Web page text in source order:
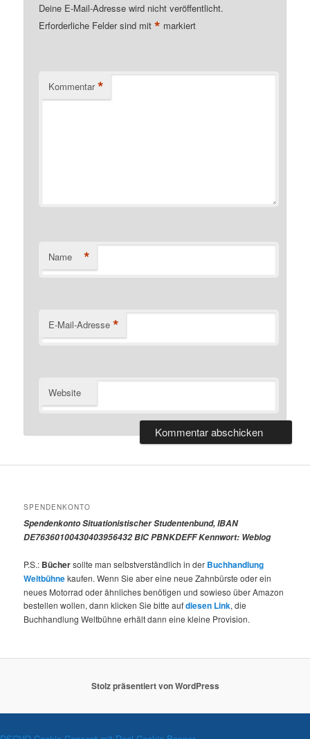
Deine E-Mail-Adresse wird nicht veröffentlicht.
Erforderliche Felder sind mit* markiert
Kommentar *
Name *
E-Mail-Adresse *
Website
SPENDENKONTO
Spendenkonto Situationistischer Studentenbund, IBAN
DE76360100430403956432 BIC PBNKDEFF Kennwort: Weblog
P.S.: Büchersollte man selbstverständlich in der Buchhandlung
Weltbühnekaufen. Wenn Sie aber eine neue Zahnbürste oder ein
neues Motorrad oder ähnliches benötigen und sowieso über Amazon
bestellen wollen, dann klicken Sie bitte aufdiesen Link, die
Buchhandlung Weltbühne erhält dann eine kleine Provision.
Stolz präsentiert von WordPress